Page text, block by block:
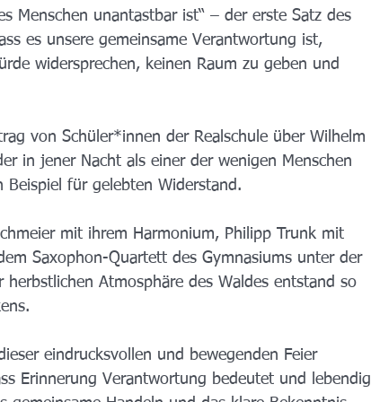
Menschen unantastbar ist“ – der erste Satz des
es unsere gemeinsame Verantwortung ist,
widersprechen, keinen Raum zu geben und
von Schüler*innen der Realschule über Wilhelm
in jener Nacht als einer der wenigen Menschen
für gelebten Widerstand.
mit ihrem Harmonium, Philipp Trunk mit
Saxophon-Quartett des Gymnasiums unter der
Atmosphäre des Waldes entstand so
eindrucksvollen und bewegenden Feier
Erinnerung Verantwortung bedeutet und lebendig